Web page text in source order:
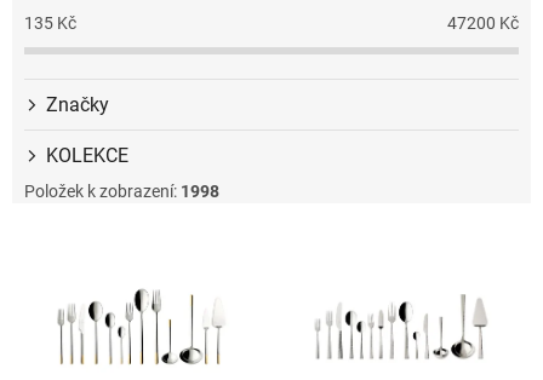
135 Kč 47200 Kč
Značky
KOLEKCE
Položek k zobrazení: 1998